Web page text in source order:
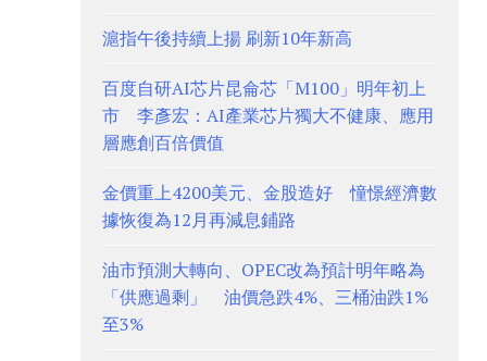
滬指午後持續上揚 刷新10年新高
百度自研AI芯片昆侖芯「M100」明年初上
市 李彥宏：AI產業芯片獨大不健康、應用
層應創百倍價值
金價重上4200美元、金股造好 憧憬經濟數
據恢復為12月再減息鋪路
油市預測大轉向、OPEC改為預計明年略為
「供應過剩」 油價急跌4%、三桶油跌1%
至3%